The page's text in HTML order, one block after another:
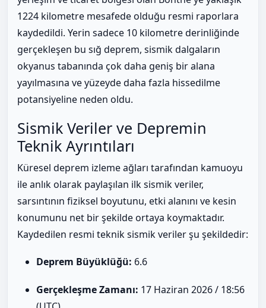
1224 kilometre mesafede olduğu resmi raporlara
kaydedildi. Yerin sadece 10 kilometre derinliğinde
gerçekleşen bu sığ deprem, sismik dalgaların
okyanus tabanında çok daha geniş bir alana
yayılmasına ve yüzeyde daha fazla hissedilme
potansiyeline neden oldu.
Sismik Veriler ve Depremin
Teknik Ayrıntıları
Küresel deprem izleme ağları tarafından kamuoyu
ile anlık olarak paylaşılan ilk sismik veriler,
sarsıntının fiziksel boyutunu, etki alanını ve kesin
konumunu net bir şekilde ortaya koymaktadır.
Kaydedilen resmi teknik sismik veriler şu şekildedir:
Deprem Büyüklüğü: 6.6
Gerçekleşme Zamanı: 17 Haziran 2026 / 18:56